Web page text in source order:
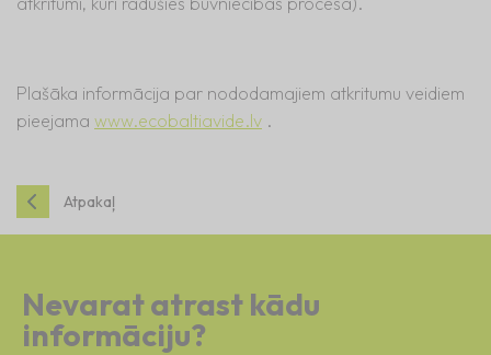
Plašāka informācija par nododamajiem atkritumu veidiem
pieejama www.ecobaltiavide.lv .
Atpakaļ
Nevarat atrast kādu
informāciju?